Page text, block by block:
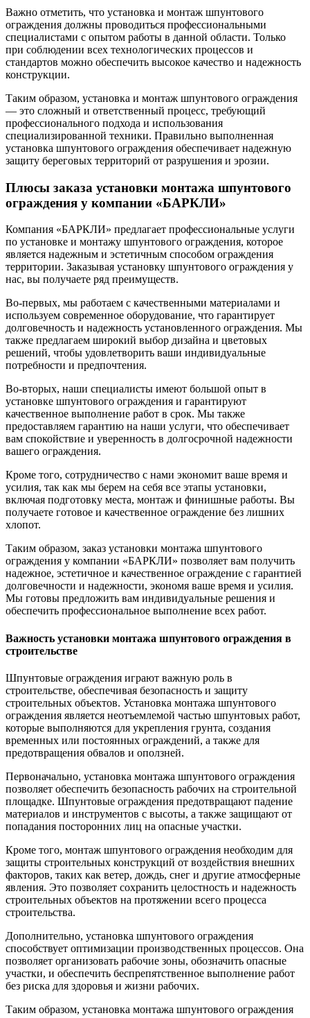
Важно отметить, что установка и монтаж шпунтового
ограждения должны проводиться профессиональными
специалистами с опытом работы в данной области. Только
при соблюдении всех технологических процессов и
стандартов можно обеспечить высокое качество и надежность
конструкции.
Таким образом, установка и монтаж шпунтового ограждения
— это сложный и ответственный процесс, требующий
профессионального подхода и использования
специализированной техники. Правильно выполненная
установка шпунтового ограждения обеспечивает надежную
защиту береговых территорий от разрушения и эрозии.
Плюсы заказа установки монтажа шпунтового
ограждения у компании «БАРКЛИ»
Компания «БАРКЛИ» предлагает профессиональные услуги
по установке и монтажу шпунтового ограждения, которое
является надежным и эстетичным способом ограждения
территории. Заказывая установку шпунтового ограждения у
нас, вы получаете ряд преимуществ.
Во-первых, мы работаем с качественными материалами и
используем современное оборудование, что гарантирует
долговечность и надежность установленного ограждения. Мы
также предлагаем широкий выбор дизайна и цветовых
решений, чтобы удовлетворить ваши индивидуальные
потребности и предпочтения.
Во-вторых, наши специалисты имеют большой опыт в
установке шпунтового ограждения и гарантируют
качественное выполнение работ в срок. Мы также
предоставляем гарантию на наши услуги, что обеспечивает
вам спокойствие и уверенность в долгосрочной надежности
вашего ограждения.
Кроме того, сотрудничество с нами экономит ваше время и
усилия, так как мы берем на себя все этапы установки,
включая подготовку места, монтаж и финишные работы. Вы
получаете готовое и качественное ограждение без лишних
хлопот.
Таким образом, заказ установки монтажа шпунтового
ограждения у компании «БАРКЛИ» позволяет вам получить
надежное, эстетичное и качественное ограждение с гарантией
долговечности и надежности, экономя ваше время и усилия.
Мы готовы предложить вам индивидуальные решения и
обеспечить профессиональное выполнение всех работ.
Важность установки монтажа шпунтового ограждения в
строительстве
Шпунтовые ограждения играют важную роль в
строительстве, обеспечивая безопасность и защиту
строительных объектов. Установка монтажа шпунтового
ограждения является неотъемлемой частью шпунтовых работ,
которые выполняются для укрепления грунта, создания
временных или постоянных ограждений, а также для
предотвращения обвалов и оползней.
Первоначально, установка монтажа шпунтового ограждения
позволяет обеспечить безопасность рабочих на строительной
площадке. Шпунтовые ограждения предотвращают падение
материалов и инструментов с высоты, а также защищают от
попадания посторонних лиц на опасные участки.
Кроме того, монтаж шпунтового ограждения необходим для
защиты строительных конструкций от воздействия внешних
факторов, таких как ветер, дождь, снег и другие атмосферные
явления. Это позволяет сохранить целостность и надежность
строительных объектов на протяжении всего процесса
строительства.
Дополнительно, установка шпунтового ограждения
способствует оптимизации производственных процессов. Она
позволяет организовать рабочие зоны, обозначить опасные
участки, и обеспечить беспрепятственное выполнение работ
без риска для здоровья и жизни рабочих.
Таким образом, установка монтажа шпунтового ограждения